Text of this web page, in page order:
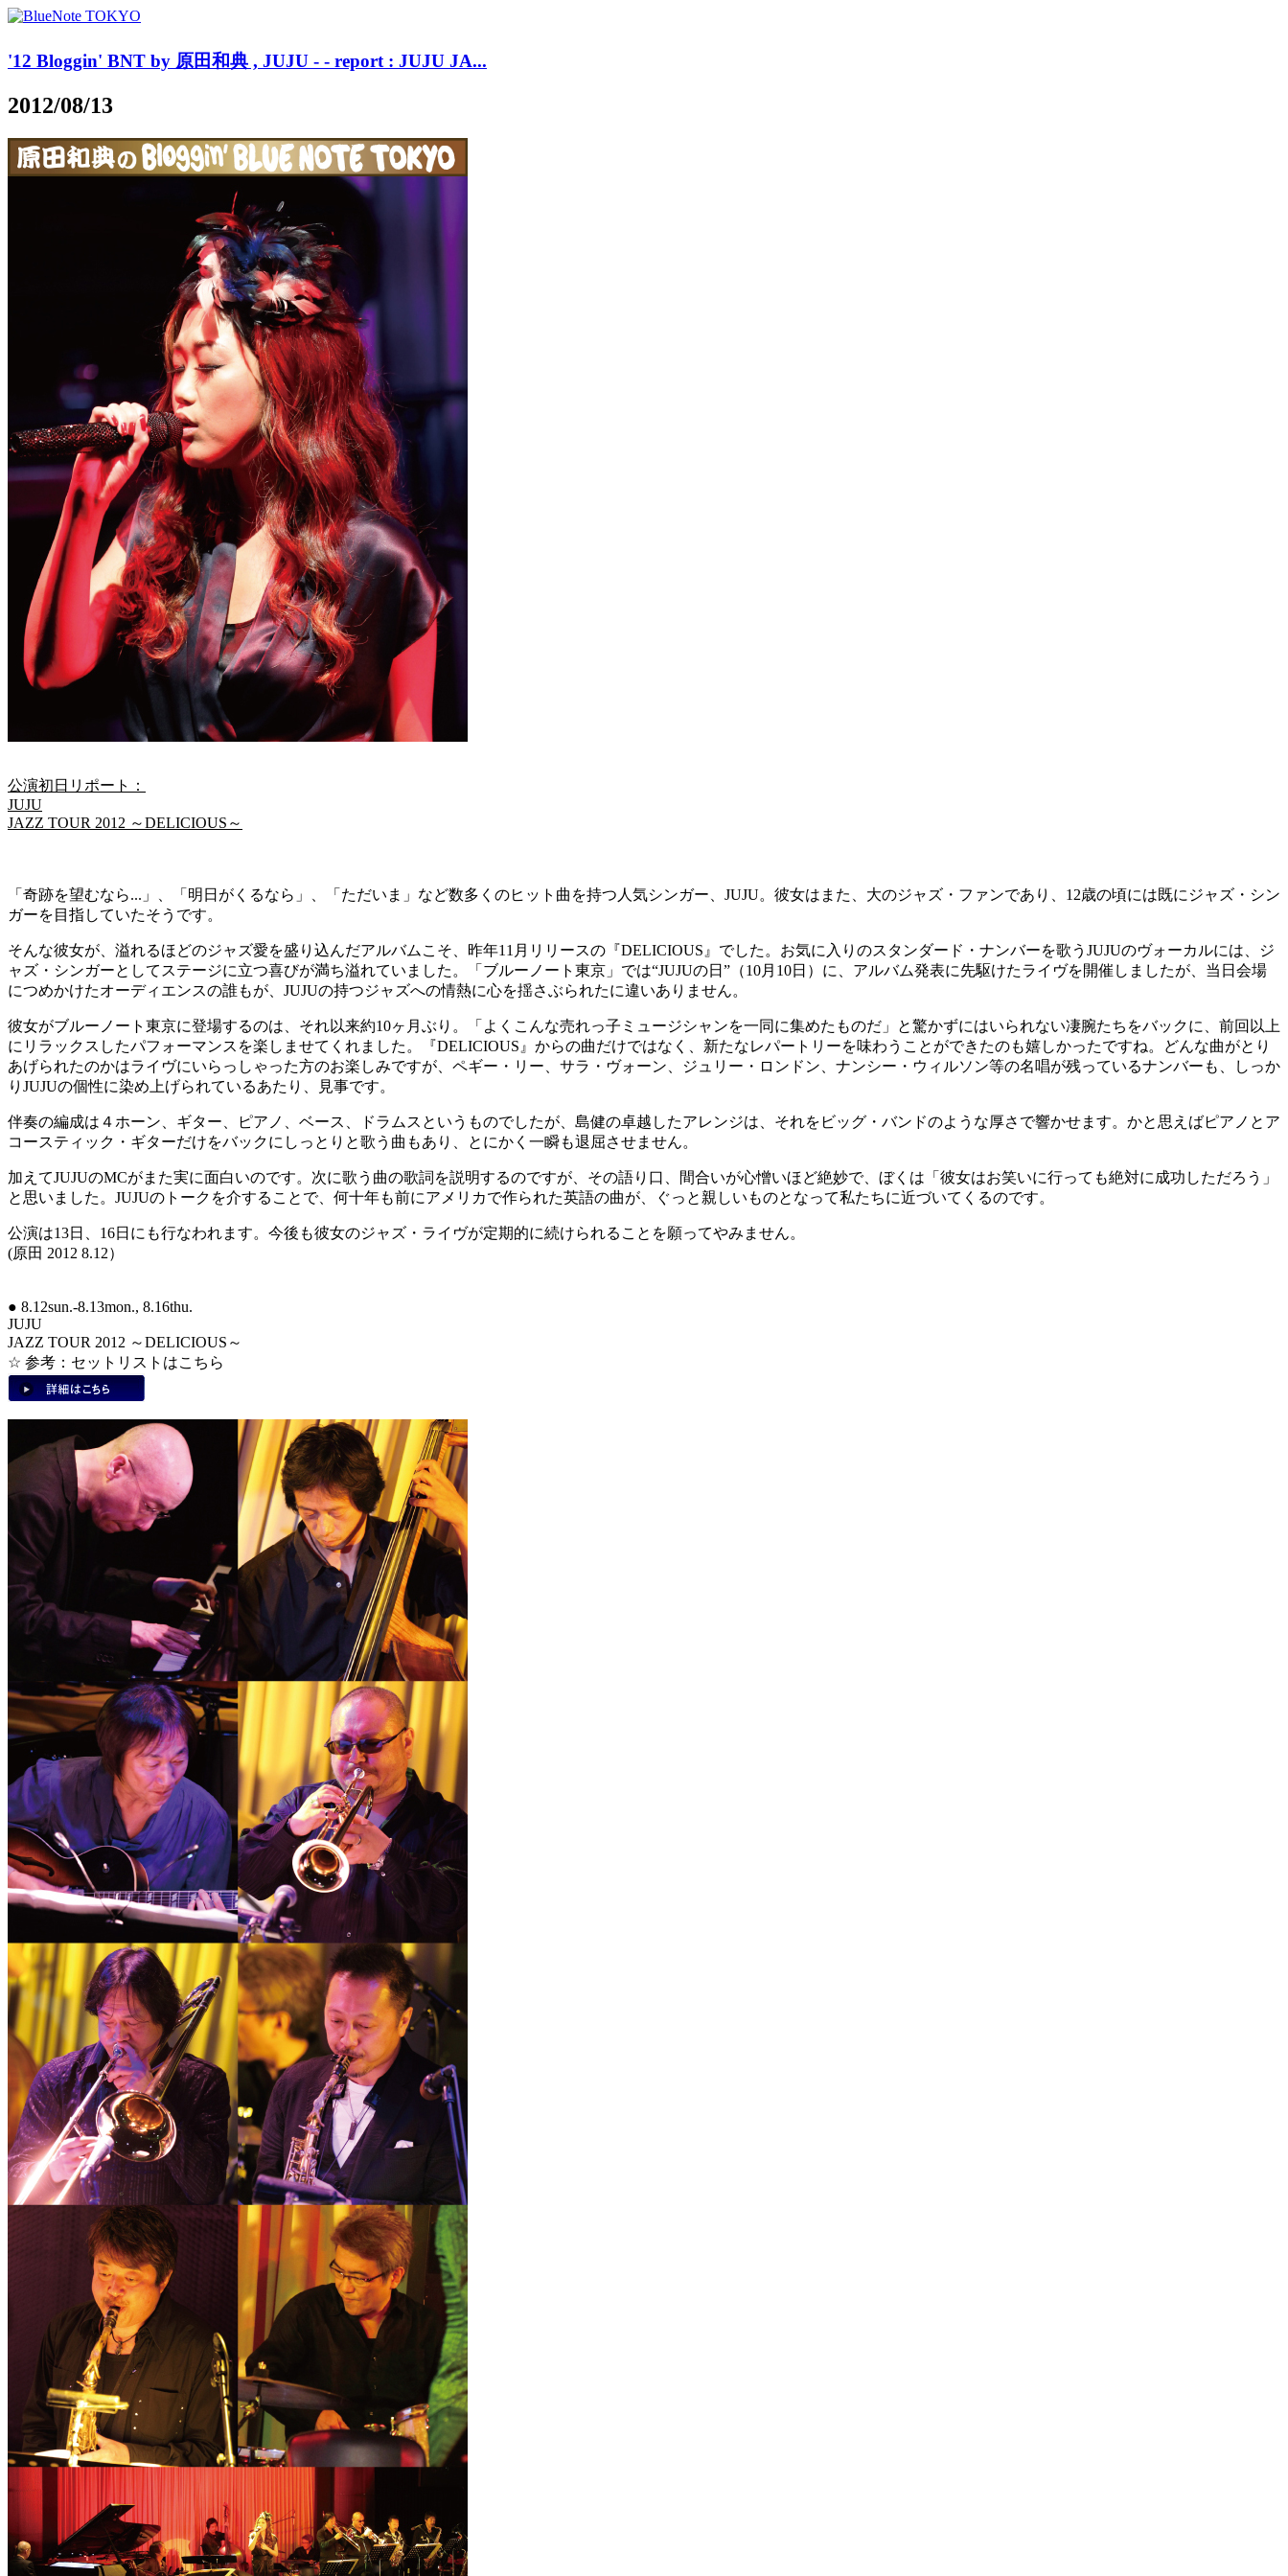
'12 Bloggin' BNT by 原田和典 , JUJU - - report : JUJU JA...
2012/08/13
公演初日リポート：
JUJU
JAZZ TOUR 2012 ～DELICIOUS～
「奇跡を望むなら...」、「明日がくるなら」、「ただいま」など数多くのヒット曲を持つ人気シンガー、JUJU。彼女はまた、大のジャズ・ファンであり、12歳の頃には既にジャズ・シン
ガーを目指していたそうです。
そんな彼女が、溢れるほどのジャズ愛を盛り込んだアルバムこそ、昨年11月リリースの『DELICIOUS』でした。お気に入りのスタンダード・ナンバーを歌うJUJUのヴォーカルには、ジ
ャズ・シンガーとしてステージに立つ喜びが満ち溢れていました。「ブルーノート東京」では“JUJUの日”（10月10日）に、アルバム発表に先駆けたライヴを開催しましたが、当日会場
につめかけたオーディエンスの誰もが、JUJUの持つジャズへの情熱に心を揺さぶられたに違いありません。
彼女がブルーノート東京に登場するのは、それ以来約10ヶ月ぶり。「よくこんな売れっ子ミュージシャンを一同に集めたものだ」と驚かずにはいられない凄腕たちをバックに、前回以上
にリラックスしたパフォーマンスを楽しませてくれました。『DELICIOUS』からの曲だけではなく、新たなレパートリーを味わうことができたのも嬉しかったですね。どんな曲がとり
あげられたのかはライヴにいらっしゃった方のお楽しみですが、ペギー・リー、サラ・ヴォーン、ジュリー・ロンドン、ナンシー・ウィルソン等の名唱が残っているナンバーも、しっか
りJUJUの個性に染め上げられているあたり、見事です。
伴奏の編成は４ホーン、ギター、ピアノ、ベース、ドラムスというものでしたが、島健の卓越したアレンジは、それをビッグ・バンドのような厚さで響かせます。かと思えばピアノとア
コースティック・ギターだけをバックにしっとりと歌う曲もあり、とにかく一瞬も退屈させません。
加えてJUJUのMCがまた実に面白いのです。次に歌う曲の歌詞を説明するのですが、その語り口、間合いが心憎いほど絶妙で、ぼくは「彼女はお笑いに行っても絶対に成功しただろう」
と思いました。JUJUのトークを介することで、何十年も前にアメリカで作られた英語の曲が、ぐっと親しいものとなって私たちに近づいてくるのです。
公演は13日、16日にも行なわれます。今後も彼女のジャズ・ライヴが定期的に続けられることを願ってやみません。
(原田 2012 8.12）
● 8.12sun.-8.13mon., 8.16thu.
JUJU
JAZZ TOUR 2012 ～DELICIOUS～
☆ 参考：セットリストはこちら